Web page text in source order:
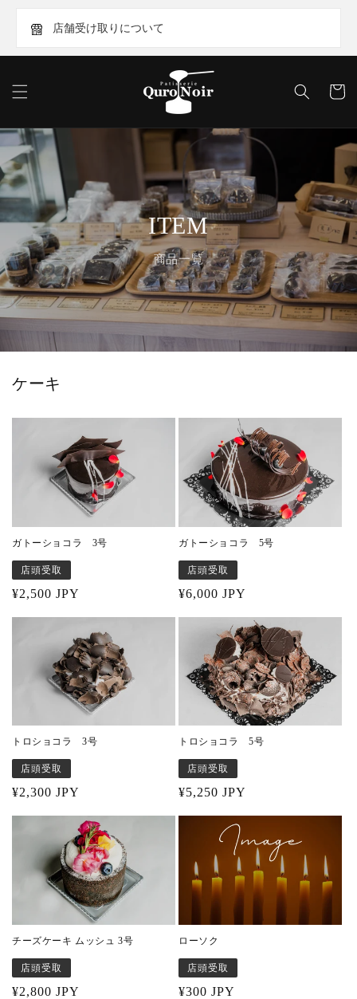
店舗受け取りについて
content
Cart
ITEM
商品一覧
ケーキ
ガトーショコラ 3号
店頭受取
Regular
¥2,500 JPY
ガトーショコラ 5号
店頭受取
Regular
¥6,000 JPY
トロショコラ 3号
店頭受取
Regular
¥2,300 JPY
トロショコラ 5号
店頭受取
Regular
¥5,250 JPY
チーズケーキ ムッシュ 3号
店頭受取
Regular
¥2,800 JPY
ローソク
店頭受取
Regular
¥300 JPY